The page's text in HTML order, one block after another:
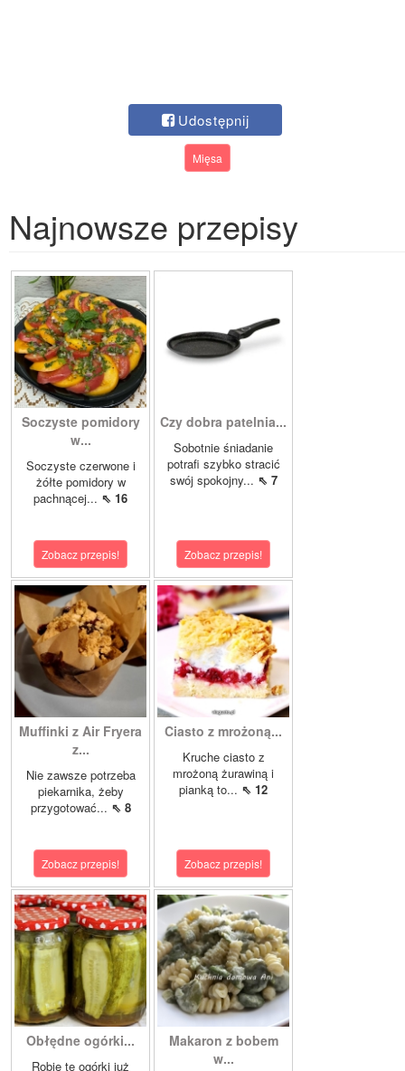
Udostępnij
Mięsa
Najnowsze przepisy
Soczyste pomidory
w...
Soczyste czerwone i
żółte pomidory w
pachnącej... ⇖ 16
Zobacz przepis!
Czy dobra patelnia...
Sobotnie śniadanie
potrafi szybko stracić
swój spokojny... ⇖ 7
Zobacz przepis!
Muffinki z Air Fryera
z...
Nie zawsze potrzeba
piekarnika, żeby
przygotować... ⇖ 8
Zobacz przepis!
Ciasto z mrożoną...
Kruche ciasto z
mrożoną żurawiną i
pianką to... ⇖ 12
Zobacz przepis!
Obłędne ogórki...
Robię te ogórki już
Makaron z bobem
w...